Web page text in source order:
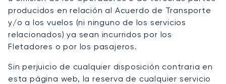
producidos en relación al Acuerdo de Transporte
y/o a los vuelos (ni ninguno de los servicios
relacionados) ya sean incurridos por los
Fletadores o por los pasajeros.
Sin perjuicio de cualquier disposición contraria en
esta página web, la reserva de cualquier servicio